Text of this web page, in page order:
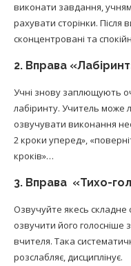
виконати завдання,
рахувати сторінки.
сконцентровані та
2. Вправа
Учні знову заплющують
лабіринту. Учитель може
озвучувати виконання
2 кроки уперед»,
кроків»…
3. Вправа «Тихо-
Озвучуйте якесь складне
озвучити його голосніше
вчителя. Така
розслабляє, дисциплінує.